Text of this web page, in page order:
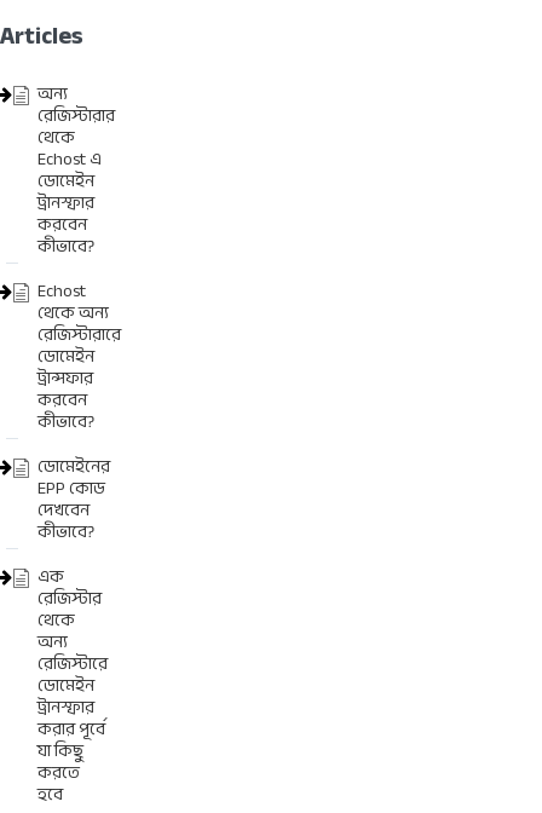
Articles
অন্য
রেজিস্টারার
থেকে
Echost এ
ডোমেইন
ট্রানস্ফার
করবেন
কীভাবে?
Echost
থেকে অন্য
রেজিস্টারারে
ডোমেইন
ট্রান্সফার
করবেন
কীভাবে?
ডোমেইনের
EPP কোড
দেখবেন
কীভাবে?
এক
রেজিস্টার
থেকে
অন্য
রেজিস্টারে
ডোমেইন
ট্রানস্ফার
করার পূর্বে
যা কিছু
করতে
হবে